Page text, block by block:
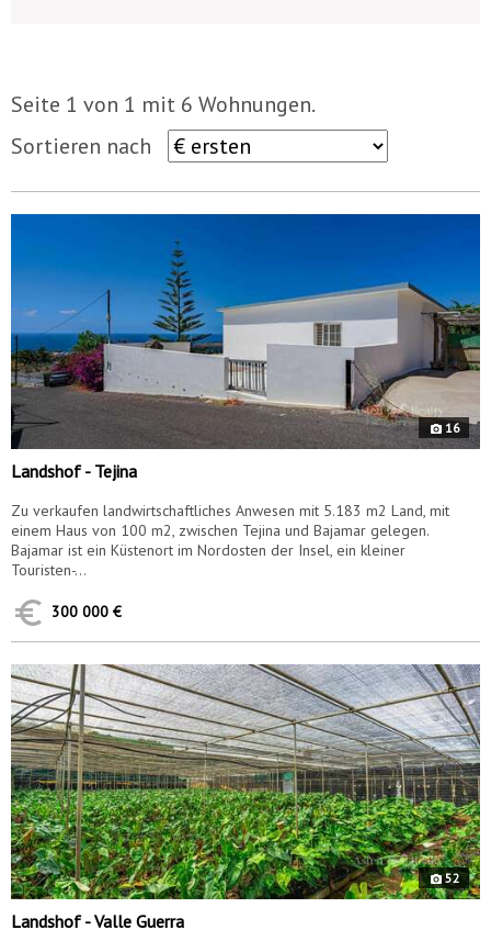
Seite 1 von 1 mit 6 Wohnungen.
Sortieren nach
16
Landshof - Tejina
Zu verkaufen landwirtschaftliches Anwesen mit 5.183 m2 Land, mit
einem Haus von 100 m2, zwischen Tejina und Bajamar gelegen.
Bajamar ist ein Küstenort im Nordosten der Insel, ein kleiner
Touristen-...
300 000 €
52
Landshof - Valle Guerra